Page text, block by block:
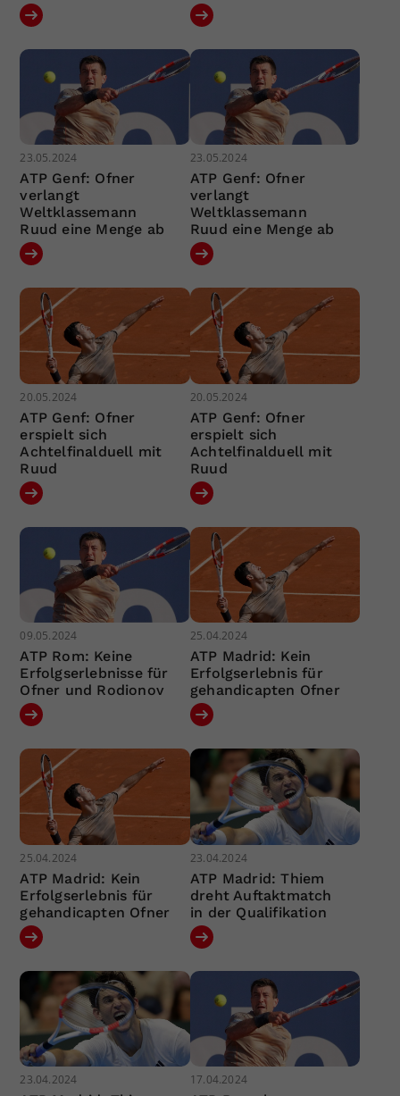
23.05.2024
ATP Genf: Ofner
verlangt
Weltklassemann
Ruud eine Menge ab
23.05.2024
ATP Genf: Ofner
verlangt
Weltklassemann
Ruud eine Menge ab
20.05.2024
ATP Genf: Ofner
erspielt sich
Achtelfinalduell mit
Ruud
20.05.2024
ATP Genf: Ofner
erspielt sich
Achtelfinalduell mit
Ruud
09.05.2024
ATP Rom: Keine
Erfolgserlebnisse für
Ofner und Rodionov
25.04.2024
ATP Madrid: Kein
Erfolgserlebnis für
gehandicapten Ofner
25.04.2024
ATP Madrid: Kein
Erfolgserlebnis für
gehandicapten Ofner
23.04.2024
ATP Madrid: Thiem
dreht Auftaktmatch
in der Qualifikation
23.04.2024 17.04.2024